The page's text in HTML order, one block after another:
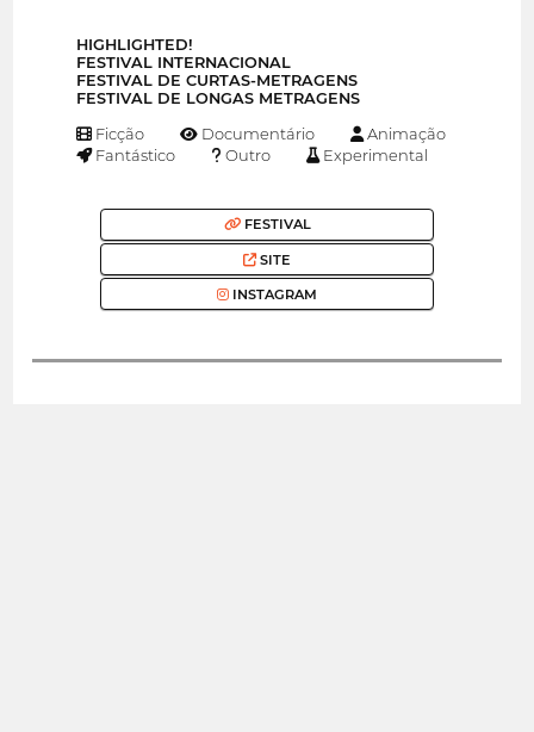
HIGHLIGHTED!
FESTIVAL INTERNACIONAL
FESTIVAL DE CURTAS-METRAGENS
FESTIVAL DE LONGAS METRAGENS
Ficção Documentário
Animação
Fantástico
Outro Experimental
FESTIVAL
SITE
INSTAGRAM